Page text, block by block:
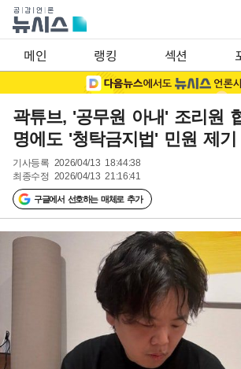
메인 랭킹 섹션
곽튜브, '공무원 아내' 조리원
명에도 '청탁금지법' 민원 제기
기사등록 2026/04/13 18:44:38
최종수정 2026/04/13 21:16:41
구글에서 선호하는 매체로 추가